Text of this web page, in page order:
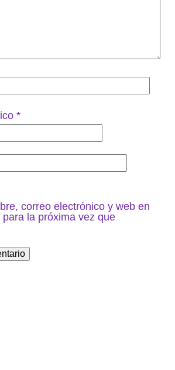
*
correo electrónico y web en
la próxima vez que